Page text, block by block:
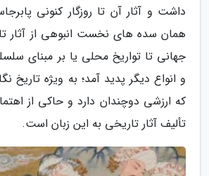
داشت و آثار آن تا روزگار کنونی
همان سده های نخست انبوهی از آثار
جهانی تا تواریخ محلی یا بر مبنای
و انواع دیگر پدید آمد؛ به ویژه تاریخ
که ارزشی دوچندان دارد و حاکی از
تألیف آثار تاریخی به این زبان است.